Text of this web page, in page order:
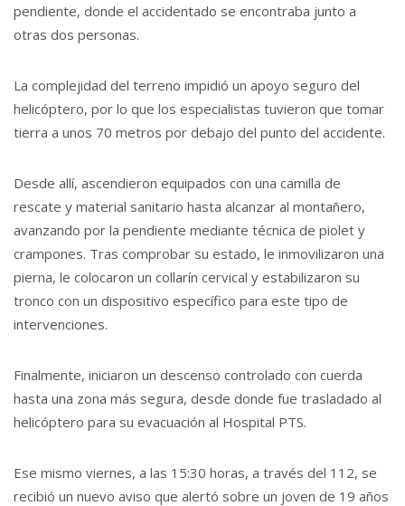
pendiente, donde el accidentado se encontraba junto a
otras dos personas.
La complejidad del terreno impidió un apoyo seguro del
helicóptero, por lo que los especialistas tuvieron que tomar
tierra a unos 70 metros por debajo del punto del accidente.
Desde allí, ascendieron equipados con una camilla de
rescate y material sanitario hasta alcanzar al montañero,
avanzando por la pendiente mediante técnica de piolet y
crampones. Tras comprobar su estado, le inmovilizaron una
pierna, le colocaron un collarín cervical y estabilizaron su
tronco con un dispositivo específico para este tipo de
intervenciones.
Finalmente, iniciaron un descenso controlado con cuerda
hasta una zona más segura, desde donde fue trasladado al
helicóptero para su evacuación al Hospital PTS.
Ese mismo viernes, a las 15:30 horas, a través del 112, se
recibió un nuevo aviso que alertó sobre un joven de 19 años